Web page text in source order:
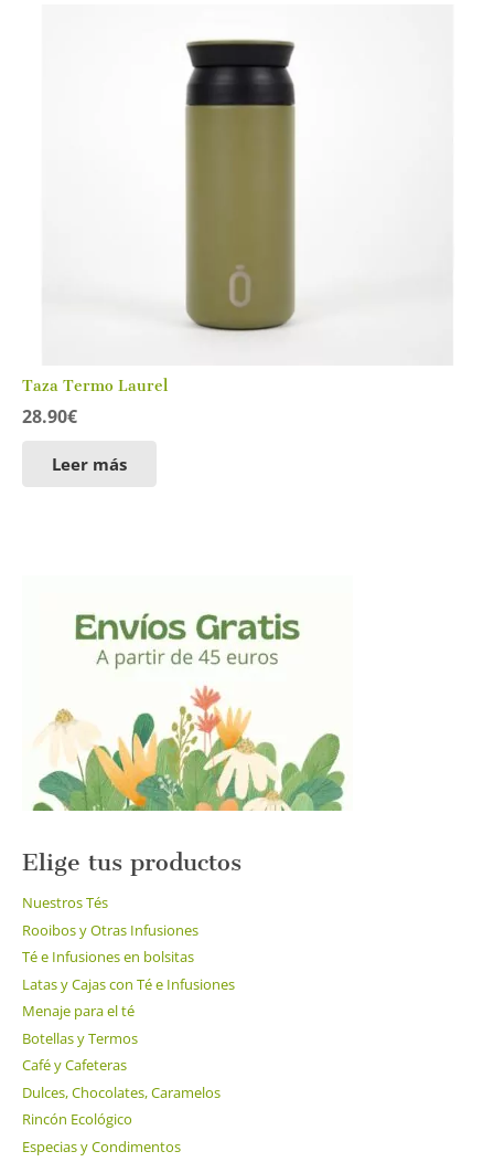
Taza Termo Laurel
28.90€
Leer más
Elige tus productos
Nuestros Tés
Rooibos y Otras Infusiones
Té e Infusiones en bolsitas
Latas y Cajas con Té e Infusiones
Menaje para el té
Botellas y Termos
Café y Cafeteras
Dulces, Chocolates, Caramelos
Rincón Ecológico
Especias y Condimentos